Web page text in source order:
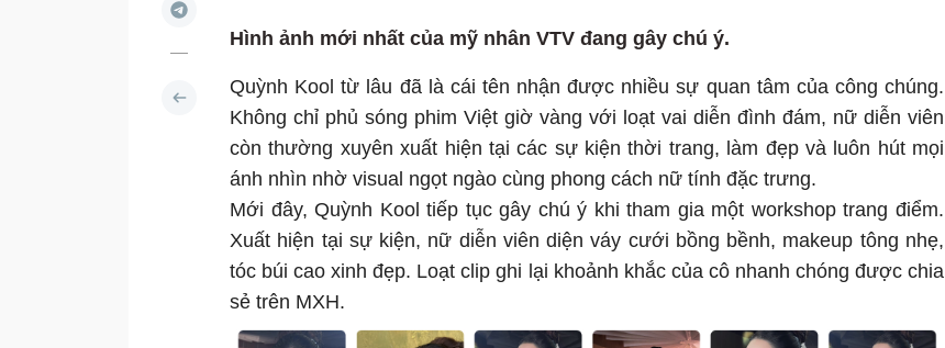
Hình ảnh mới nhất của mỹ nhân VTV đang gây chú ý.
Quỳnh Kool từ lâu đã là cái tên nhận được nhiều sự quan tâm của công chúng.
Không chỉ phủ sóng phim Việt giờ vàng với loạt vai diễn đình đám, nữ diễn viên
còn thường xuyên xuất hiện tại các sự kiện thời trang, làm đẹp và luôn hút mọi
ánh nhìn nhờ visual ngọt ngào cùng phong cách nữ tính đặc trưng.
Mới đây, Quỳnh Kool tiếp tục gây chú ý khi tham gia một workshop trang điểm.
Xuất hiện tại sự kiện, nữ diễn viên diện váy cưới bồng bềnh, makeup tông nhẹ,
tóc búi cao xinh đẹp. Loạt clip ghi lại khoảnh khắc của cô nhanh chóng được chia
sẻ trên MXH.